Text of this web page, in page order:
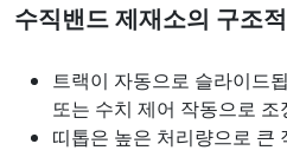
수직밴드 제재소의 구조
트랙이 자동으로 슬라이드
또는 수치 제어 작동으로
띠톱은 높은 처리량으로 큰